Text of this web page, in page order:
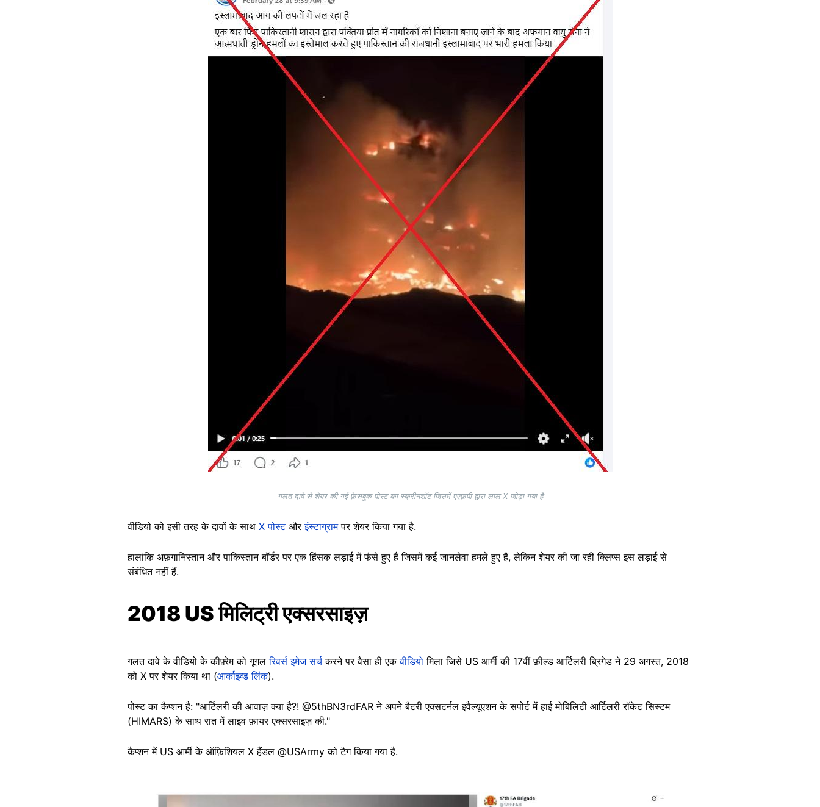
गलत दावे से शेयर की गई फ़ेसबुक पोस्ट का स्क्रीनशॉट जिसमें एएफ़पी द्वारा लाल X जोड़ा गया है
वीडियो को इसी तरह के दावों के साथ X पोस्टऔरइंस्टाग्रामपर शेयर किया गया है.
हालांकि अफ़गानिस्तान और पाकिस्तान बॉर्डर पर एक हिंसक लड़ाई में फंसे हुए हैं जिसमें कई जानलेवा हमले हुए हैं, लेकिन शेयर की जा रहीं क्लिप्स इस लड़ाई से
संबंधित नहीं हैं.
2018 US मिलिट्री एक्सरसाइज़
गलत दावे के वीडियो के कीफ़्रेम को गूगलरिवर्स इमेज सर्च करने पर वैसा ही एकवीडियोमिला जिसे US आर्मी की 17वीं फ़ील्ड आर्टिलरी ब्रिगेड ने 29 अगस्त, 2018
को X पर शेयर किया था (आर्काइव्ड लिंक).
पोस्ट का कैप्शन है: "आर्टिलरी की आवाज़ क्या है?! @5thBN3rdFAR ने अपने बैटरी एक्सटर्नल इवैल्यूएशन के सपोर्ट में हाई मोबिलिटी आर्टिलरी रॉकेट सिस्टम
(HIMARS) के साथ रात में लाइव फ़ायर एक्सरसाइज़ की."
कैप्शन में US आर्मी के ऑफ़िशियल X हैंडल @USArmy को टैग किया गया है.